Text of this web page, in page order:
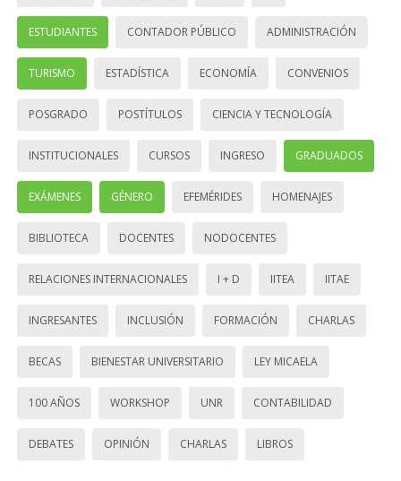
ESTUDIANTES CONTADOR PÚBLICO ADMINISTRACIÓN
TURISMO ESTADÍSTICA ECONOMÍA CONVENIOS
POSGRADO POSTÍTULOS CIENCIA Y TECNOLOGÍA
INSTITUCIONALES CURSOS INGRESO GRADUADOS
EXÁMENES GÉNERO EFEMÉRIDES HOMENAJES
BIBLIOTECA DOCENTES NODOCENTES
RELACIONES INTERNACIONALES I + D IITEA IITAE
INGRESANTES INCLUSIÓN FORMACIÓN CHARLAS
BECAS BIENESTAR UNIVERSITARIO LEY MICAELA
100 AÑOS WORKSHOP UNR CONTABILIDAD
DEBATES OPINIÓN CHARLAS LIBROS